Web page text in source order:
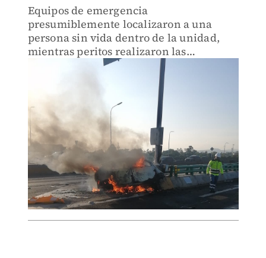
Equipos de emergencia
presumiblemente localizaron a una
persona sin vida dentro de la unidad,
mientras peritos realizaron las
diligencias correspondientes.